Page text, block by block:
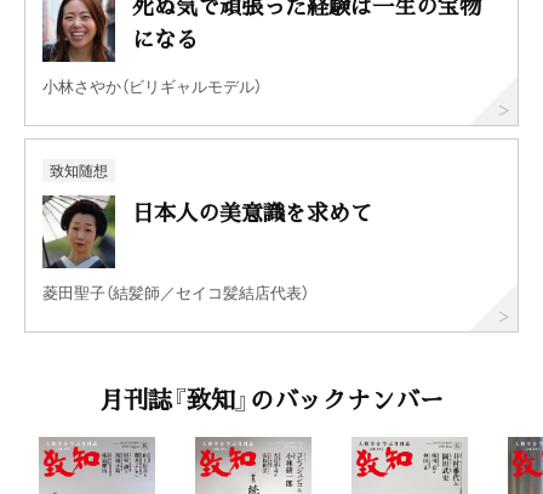
になる
小林さやか（ビリギャルモデル）
致知随想
日本人の美意識を求めて
菱田聖子（結髪師／セイコ髪結店代表）
月刊誌『致知』のバックナンバー